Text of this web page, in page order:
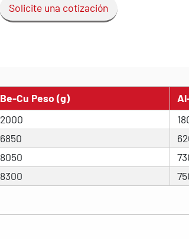
Solicite una cotización
Be-Cu Peso (g)
2000
6850
8050
8300